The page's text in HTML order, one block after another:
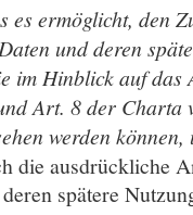
es ermöglicht, den
und deren
im Hinblick auf das
Art. 8 der Charta
werden
die ausdrückliche
spätere